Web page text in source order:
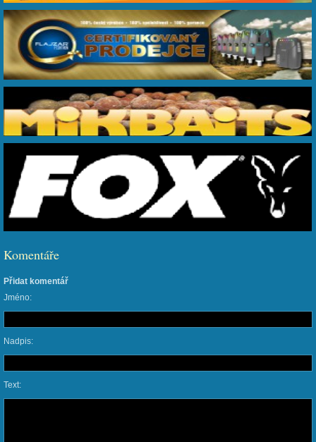
Komentáře
Přidat komentář
Jméno:
Nadpis:
Text: